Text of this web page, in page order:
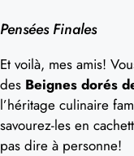
Pensées Finales
Et voilà, mes amis!
des Beignes dorés
l’héritage culinaire
savourez-les en
pas dire à personne!